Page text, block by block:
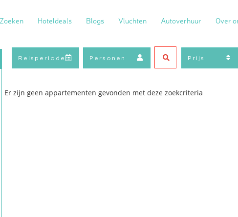
Zoeken Hoteldeals Blogs Vluchten Autoverhuur Over
Er zijn geen appartementen gevonden met deze zoekcriteria